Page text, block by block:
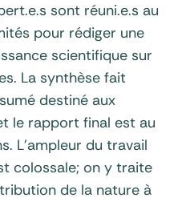
sont réuni.e.s au
pour rédiger une
scientifique sur
La synthèse fait
destiné aux
le rapport final est au
L’ampleur du travail
colossale; on y traite
de la nature à